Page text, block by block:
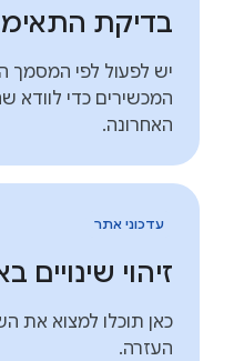
בדיקת
יש לפעול לפי המסמך
המכשירים כדי לוודא
האחרונה.
עדכוני אתר
זיהוי שינויים
כאן תוכלו למצוא את
העזרה.